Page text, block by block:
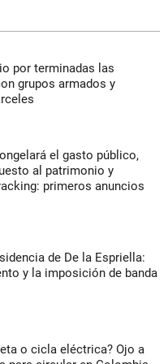
por terminadas las
grupos armados y
el gasto público,
al patrimonio y
primeros anuncios
de De la Espriella:
y la imposición de banda
o cicla eléctrica? Ojo a